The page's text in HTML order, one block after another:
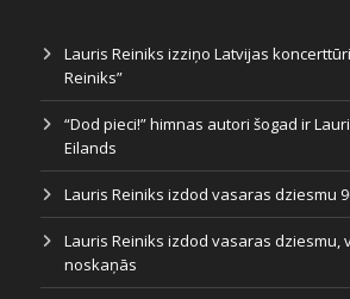
Lauris Reiniks izziņo Latvijas
Reiniks”
“Dod pieci!” himnas autori šogad ir
Eilands
Lauris Reiniks izdod vasaras dziesmu
Lauris Reiniks izdod vasaras dziesmu,
noskaņās